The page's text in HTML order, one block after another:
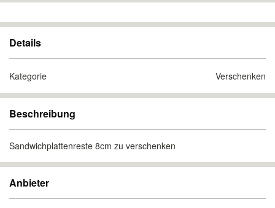
Details
Kategorie Verschenken
Beschreibung
Sandwichplattenreste 8cm zu verschenken
Anbieter